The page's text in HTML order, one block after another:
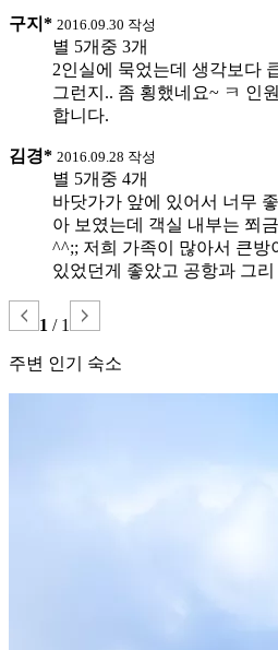
구지* 2016.09.30 작성
별 5개중 3개
2인실에 묵었는데 생각보다
그런지.. 좀 횡했네요~ ㅋ 인
합니다.
김경* 2016.09.28 작성
별 5개중 4개
바닷가가 앞에 있어서 너무
아 보였는데 객실 내부는 쬐
^^;; 저희 가족이 많아서 큰방
있었던게 좋았고 공항과 그
1 / 1
주변 인기 숙소